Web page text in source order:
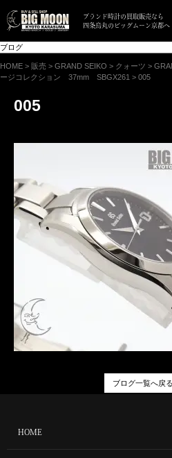
ブランド時計の買取販売なら
四条烏丸のビッグムーン京都へ
ブログ
HOME > 販売 > GRAND SEIKO > クォーツ >
ージコレクション 37mm SBGX261 > 005
005
ブログ一覧へ戻る
HOME